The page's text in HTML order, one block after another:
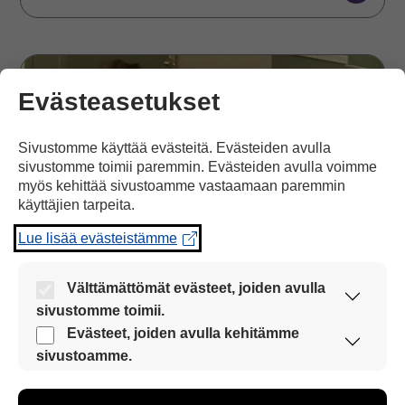
Odota
anna
aloitteille
TIETOA
Odota ja anna tilaa aloitteille
Evästeasetukset
Sivustomme käyttää evästeitä. Evästeiden avulla
sivustomme toimii paremmin. Evästeiden avulla voimme
myös kehittää sivustoamme vastaamaan paremmin
käyttäjien tarpeita.
Lue lisää evästeistämme
Välttämättömät evästeet, joiden avulla
sivustomme toimii.
Nämä evästeet ovat aina käytössä, jotta
sivustoamme voi käyttää sujuvasti ja turvallisesti.
Evästeet, joiden avulla kehitämme
sivustoamme.